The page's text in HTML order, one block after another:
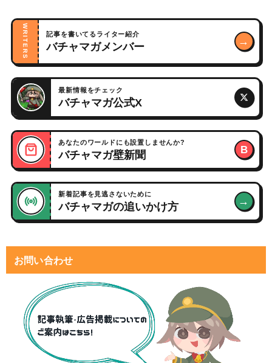
WRITERS 記事を書いてるライター紹介
バチャマガメンバー →
最新情報をチェック
バチャマガ公式X
あなたのワールドにも設置しませんか?
バチャマガ壁新聞 B
新着記事を見逃さないために
バチャマガの追いかけ方 →
お問い合わせ